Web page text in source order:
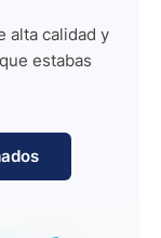
alta calidad y
estabas